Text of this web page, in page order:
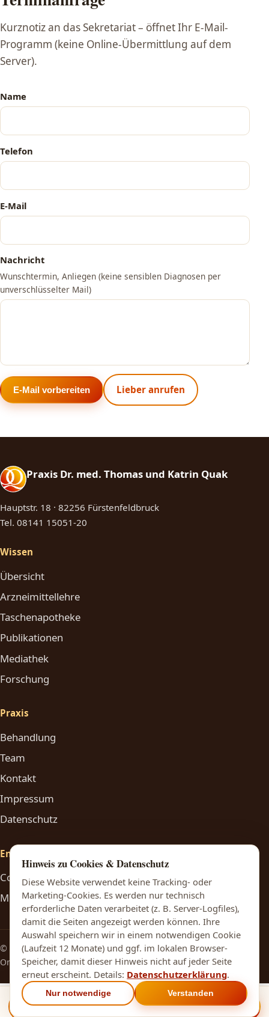
Kurznotiz an das Sekretariat – öffnet Ihr E-Mail-
Programm (keine Online-Übermittlung auf dem
Server).
Name
Telefon
E-Mail
Nachricht
Wunschtermin, Anliegen (keine sensiblen Diagnosen per
unverschlüsselter Mail)
E-Mail vorbereiten Lieber anrufen
Praxis Dr. med. Thomas und Katrin Quak
Hauptstr. 18 · 82256 Fürstenfeldbruck
Tel. 08141 15051-20
Wissen
Übersicht
Arzneimittellehre
Taschenapotheke
Publikationen
Mediathek
Forschung
Praxis
Behandlung
Team
Kontakt
Impressum
Datenschutz
Engagement
Constantin Hering Stiftung
Medsyne
© 2026 Dr. med. Thomas und Katrin Quak
Online-Infos ersetzen nicht den Arztbesuch.
Zeiten Anrufen
Hinweis zu Cookies & Datenschutz
Diese Website verwendet keine Tracking- oder
Marketing-Cookies. Es werden nur technisch
erforderliche Daten verarbeitet (z. B. Server-Logfiles),
damit die Seiten angezeigt werden können. Ihre
Auswahl speichern wir in einem notwendigen Cookie
(Laufzeit 12 Monate) und ggf. im lokalen Browser-
Speicher, damit dieser Hinweis nicht auf jeder Seite
erneut erscheint. Details: Datenschutzerklärung.
Nur notwendige Verstanden